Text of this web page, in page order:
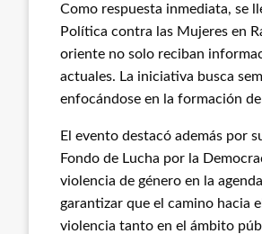
Como respuesta inmediata, se
Política contra las Mujeres en
oriente no solo reciban
actuales. La iniciativa busca
enfocándose en la formación
El evento destacó además por
Fondo de Lucha por la
violencia de género en la
garantizar que el camino hacia
violencia tanto en el ámbito